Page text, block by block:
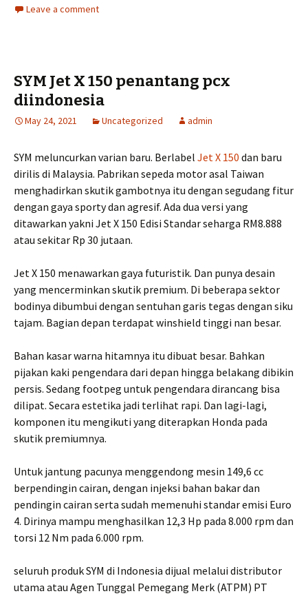
Leave a comment
SYM Jet X 150 penantang pcx
diindonesia
May 24, 2021 Uncategorized admin
SYM meluncurkan varian baru. Berlabel Jet X 150 dan baru
dirilis di Malaysia. Pabrikan sepeda motor asal Taiwan
menghadirkan skutik gambotnya itu dengan segudang fitur
dengan gaya sporty dan agresif. Ada dua versi yang
ditawarkan yakni Jet X 150 Edisi Standar seharga RM8.888
atau sekitar Rp 30 jutaan.
Jet X 150 menawarkan gaya futuristik. Dan punya desain
yang mencerminkan skutik premium. Di beberapa sektor
bodinya dibumbui dengan sentuhan garis tegas dengan siku
tajam. Bagian depan terdapat winshield tinggi nan besar.
Bahan kasar warna hitamnya itu dibuat besar. Bahkan
pijakan kaki pengendara dari depan hingga belakang dibikin
persis. Sedang footpeg untuk pengendara dirancang bisa
dilipat. Secara estetika jadi terlihat rapi. Dan lagi-lagi,
komponen itu mengikuti yang diterapkan Honda pada
skutik premiumnya.
Untuk jantung pacunya menggendong mesin 149,6 cc
berpendingin cairan, dengan injeksi bahan bakar dan
pendingin cairan serta sudah memenuhi standar emisi Euro
4. Dirinya mampu menghasilkan 12,3 Hp pada 8.000 rpm dan
torsi 12 Nm pada 6.000 rpm.
seluruh produk SYM di Indonesia dijual melalui distributor
utama atau Agen Tunggal Pemegang Merk (ATPM) PT